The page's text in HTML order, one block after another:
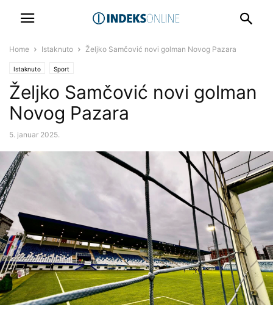
Home Istaknuto Željko Samčović novi golman Novog Pazara
Istaknuto Sport
Željko Samčović novi golman
Novog Pazara
5. januar 2025.